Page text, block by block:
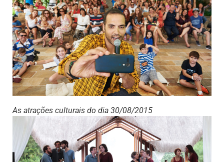
As atrações culturais do dia 30/08/2015